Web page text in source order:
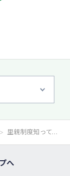
里親制度知ってますか？すべての子ども達に「家庭」という環境を～開催報告
へ